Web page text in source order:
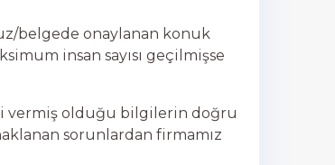
belgede onaylanan konuk
insan sayısı geçilmişse
vermiş olduğu bilgilerin doğru
sorunlardan firmamız